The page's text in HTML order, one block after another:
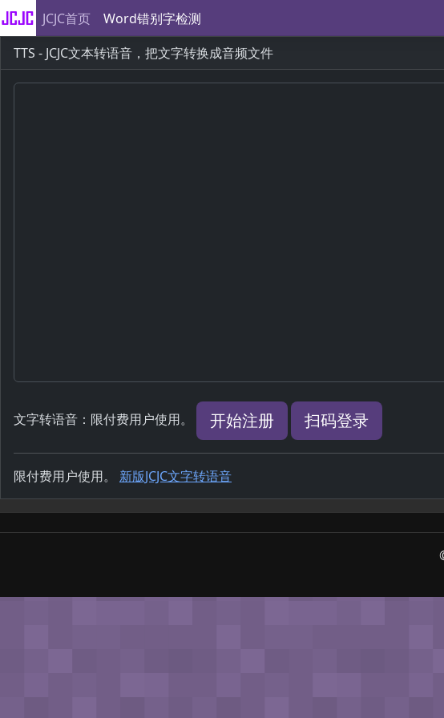
JCJC首页
Word错别字检测
TTS - JCJC文本转语音，把文字转换成音频文件
文字转语音：限付费用户使用。 开始注册 扫码登录
限付费用户使用。 新版JCJC文字转语音